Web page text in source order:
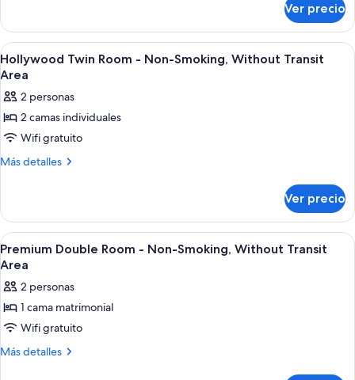
Non-
Smoking,
Without
Transit
Area
Room
Non-
Smoking,
Transit
Area
Ver precio
Abrir
todas
las
fotos
de
Hollywood
Twin
Non-
Smoking,
Without
Transit
Area
Una habitación de hotel moderna
6
Hollywood Twin Room - Non-Smoking, Without Transit
Area
2 personas
2 camas individuales
Wifi gratuito
Más detalles
Más
Twin
Room
-
Non-
Without
Transit
Ver precio
Abrir
todas
las
fotos
de
Premium
Double
Una habitación de hotel con cama,
4
Premium Double Room - Non-Smoking, Without Transit
Area
2 personas
1 cama matrimonial
Wifi gratuito
Más detalles
Más